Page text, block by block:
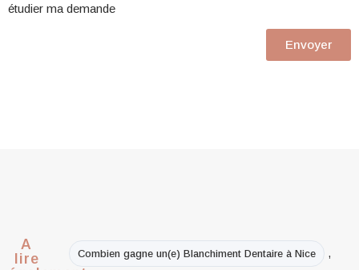
étudier ma demande
Envoyer
A
lire
Combien gagne un(e) Blanchiment Dentaire à Nice ,